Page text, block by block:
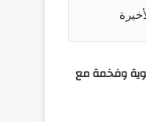
أولاد 2026 قوية وفخمة مع